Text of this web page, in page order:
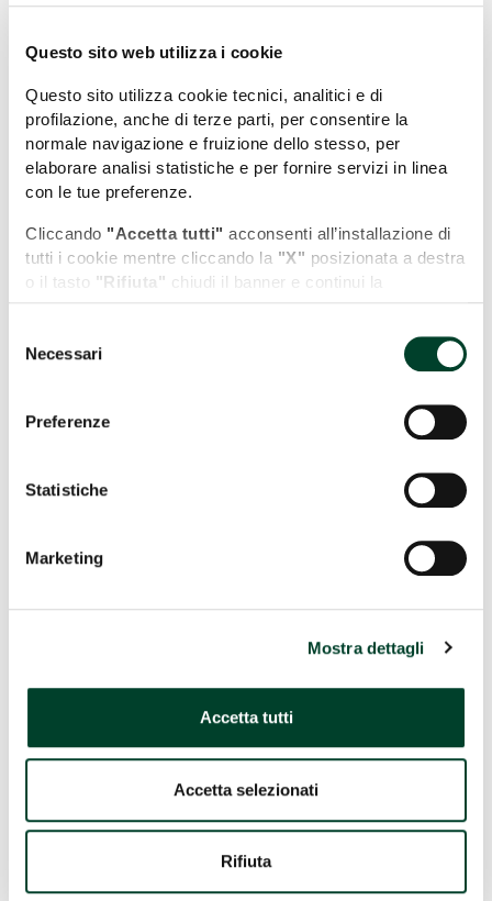
Questo sito web utilizza i cookie
Questo sito utilizza cookie tecnici, analitici e di
profilazione, anche di terze parti, per consentire la
normale navigazione e fruizione dello stesso, per
elaborare analisi statistiche e per fornire servizi in linea
con le tue preferenze.
Cliccando "Accetta tutti" acconsenti all’installazione di
tutti i cookie mentre cliccando la "X" posizionata a destra
o il tasto "Rifiuta" chiudi il banner e continui la
Puoi modificare in ogni momento le tue preferenze
cliccando l'apposita icona posizionata in basso a sinistra;
Policy cliccando sull'apposito link presente nel footer del
delNecessari
Preferenze
Statistiche
Marketing
Mostra dettagli
Accetta tutti
Accetta selezionati
Rifiuta
| Map data (c)OpenStreetMap contributors
COSA VEDERE
DOVE DORMIRE
DOVE MANGIARE
Salvatore
#Chiese
Palazzo
#Edifici storici e
fortificazioni